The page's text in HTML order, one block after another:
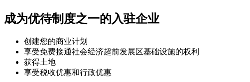
成为优待制度之一的入驻企业
创建您的商业计划
享受免费接通社会经济超前发展区基础设施的权利
获得土地
享受税收优惠和行政优惠